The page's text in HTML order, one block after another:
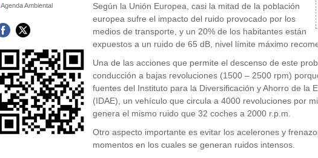
Agenda Ambiental
Según la Unión Europea, casi la mitad de la población
europea sufre el impacto del ruido provocado por los
medios de transporte, y un 20% de los habitantes están
expuestos a un ruido de 65 dB, nivel límite máximo
Una de las acciones que permite el descenso de este
conducción a bajas revoluciones (1500 – 2500 rpm)
fuentes del Instituto para la Diversificación y Ahorro de la
(IDAE), un vehículo que circula a 4000 revoluciones por
genera el mismo ruido que 32 coches a 2000 r.p.m.
Otro aspecto importante es evitar los acelerones y
momentos en los cuales se generan ruidos intensos.